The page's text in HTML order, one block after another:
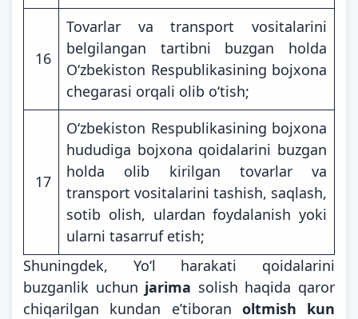
16
Tovarlar va transport vositalarini
belgilangan tartibni buzgan holda
O‘zbekiston Respublikasining bojxona
chegarasi orqali olib o‘tish;
17
O‘zbekiston Respublikasining bojxona
hududiga bojxona qoidalarini buzgan
holda olib kirilgan tovarlar va
transport vositalarini tashish, saqlash,
sotib olish, ulardan foydalanish yoki
ularni tasarruf etish;
Shuningdek, Yo‘l harakati qoidalarini
buzganlik uchun jarima solish haqida qaror
chiqarilgan kundan e’tiboran oltmish kun